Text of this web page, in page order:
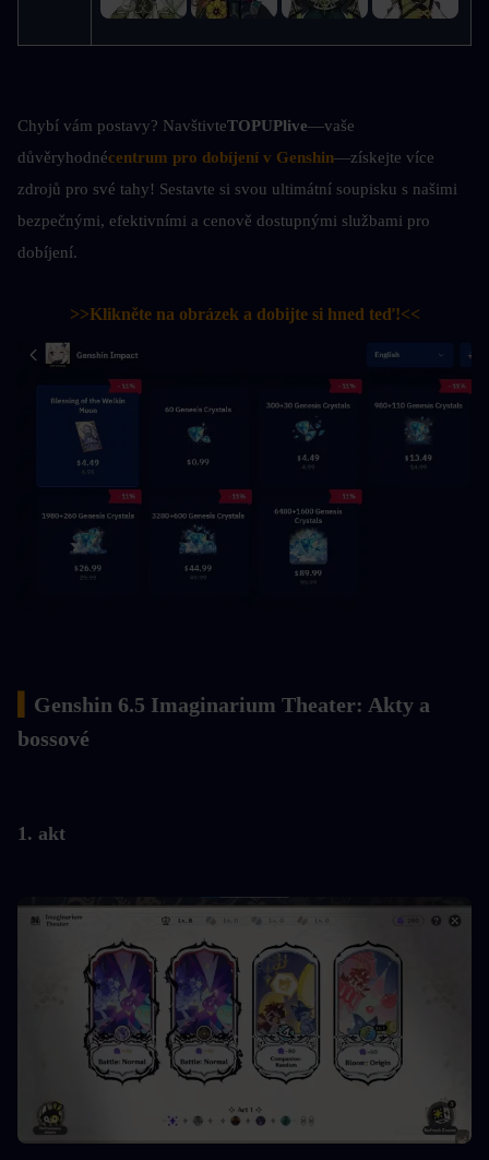
Chybí vám postavy? NavštivteTOPUPlive—vaše
důvěryhodnécentrum pro dobíjení v Genshin—získejte více
zdrojů pro své tahy! Sestavte si svou ultimátní soupisku s našimi
bezpečnými, efektivními a cenově dostupnými službami pro
dobíjení.
>>Klikněte na obrázek a dobijte si hned teď!<<
Genshin 6.5 Imaginarium Theater: Akty a
bossové
1. akt